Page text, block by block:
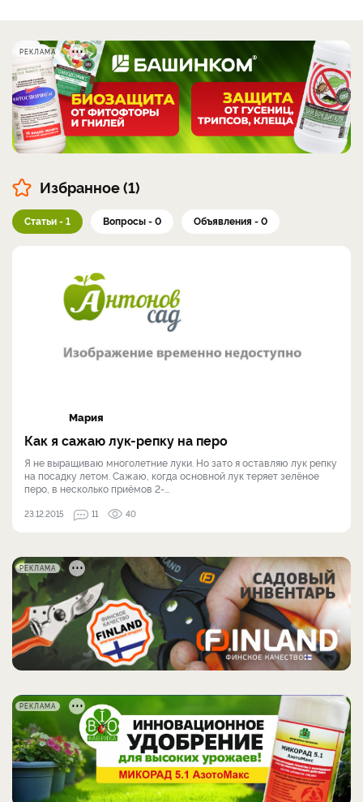
РЕКЛАМА
Избранное (1)
Статьи - 1 Вопросы - 0 Объявления - 0
Мария
Как я сажаю лук-репку на перо
Я не выращиваю многолетние луки. Но зато я оставляю лук репку
на посадку летом. Сажаю, когда основной лук теряет зелёное
перо, в несколько приёмов 2-...
23.12.2015 11 40
РЕКЛАМА
РЕКЛАМА